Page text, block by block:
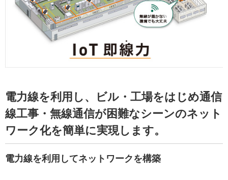
電力線を利用し、ビル・工場をはじめ通信
線工事・無線通信が困難なシーンのネット
ワーク化を簡単に実現します。
電力線を利用してネットワークを構築